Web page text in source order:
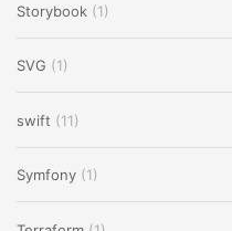
Storybook (1)
SVG (1)
swift (11)
Symfony (1)